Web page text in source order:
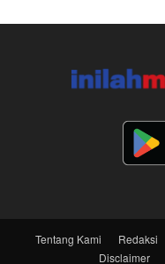
Tentang Kami Redaksi
Disclaimer